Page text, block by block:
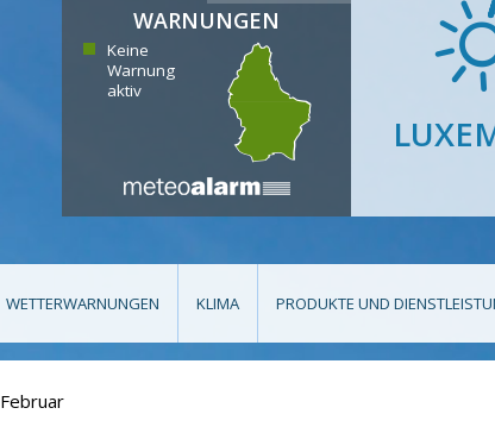
WARNUNGEN
Keine
Warnung
aktiv
WETTERWARNUNGEN KLIMA PRODUKTE UND
Februar